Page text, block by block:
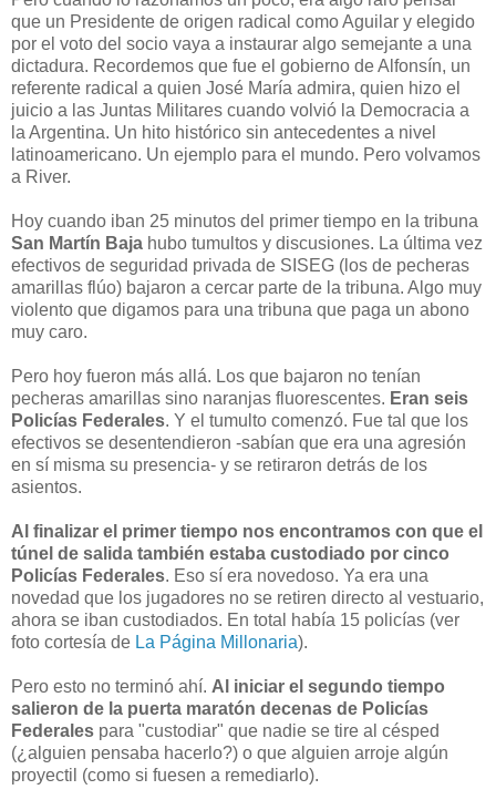
que un Presidente de origen radical como Aguilar y elegido
por el voto del socio vaya a instaurar algo semejante a una
dictadura. Recordemos que fue el gobierno de Alfonsín, un
referente radical a quien José María admira, quien hizo el
juicio a las Juntas Militares cuando volvió la Democracia a
la Argentina. Un hito histórico sin antecedentes a nivel
latinoamericano. Un ejemplo para el mundo. Pero volvamos
a River.
Hoy cuando iban 25 minutos del primer tiempo en la tribuna
San Martín Baja hubo tumultos y discusiones. La última vez
efectivos de seguridad privada de SISEG (los de pecheras
amarillas flúo) bajaron a cercar parte de la tribuna. Algo muy
violento que digamos para una tribuna que paga un abono
muy caro.
Pero hoy fueron más allá. Los que bajaron no tenían
pecheras amarillas sino naranjas fluorescentes. Eran seis
Policías Federales. Y el tumulto comenzó. Fue tal que los
efectivos se desentendieron -sabían que era una agresión
en sí misma su presencia- y se retiraron detrás de los
asientos.
Al finalizar el primer tiempo nos encontramos con que el
túnel de salida también estaba custodiado por cinco
Policías Federales. Eso sí era novedoso. Ya era una
novedad que los jugadores no se retiren directo al vestuario,
ahora se iban custodiados. En total había 15 policías (ver
foto cortesía de La Página Millonaria).
Pero esto no terminó ahí. Al iniciar el segundo tiempo
salieron de la puerta maratón decenas de Policías
Federales para "custodiar" que nadie se tire al césped
(¿alguien pensaba hacerlo?) o que alguien arroje algún
proyectil (como si fuesen a remediarlo).